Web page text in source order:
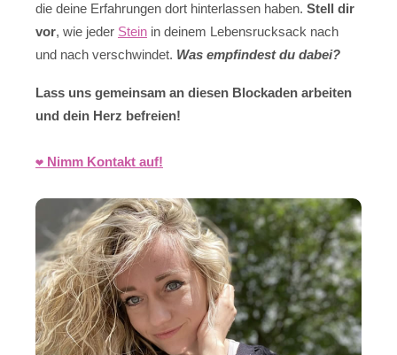
die deine Erfahrungen dort hinterlassen haben. Stell dir
vor, wie jeder Stein in deinem Lebensrucksack nach
und nach verschwindet. Was empfindest du dabei?
Lass uns gemeinsam an diesen Blockaden arbeiten
und dein Herz befreien!
❤️ Nimm Kontakt auf!